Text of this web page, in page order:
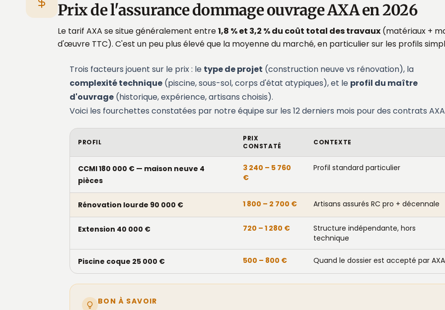
Prix de l'assurance dommage ouvrage AXA en 2026
Le tarif AXA se situe généralement entre1,8 % et 3,2 % du coût total des travaux (matériaux +
d'œuvre TTC). C'est un peu plus élevé que la moyenne du marché, en particulier sur les profils
Trois facteurs jouent sur le prix : le type de projet (construction neuve vs rénovation), la
complexité technique (piscine, sous-sol, corps d'état atypiques), et le profil du maître
d'ouvrage (historique, expérience, artisans choisis).
Voici les fourchettes constatées par notre équipe sur les 12 derniers mois pour des contrats
PROFIL
PRIX
CONSTATÉ
CONTEXTE
CCMI 180 000 € — maison neuve 4
pièces
3 240 – 5 760
€
Profil standard particulier
Rénovation lourde 90 000 € 1 800 – 2 700 € Artisans assurés RC pro + décennale
Extension 40 000 € 720 – 1 280 €
Structure indépendante, hors
technique
Piscine coque 25 000 € 500 – 800 € Quand le dossier est accepté par AXA
BON À SAVOIR